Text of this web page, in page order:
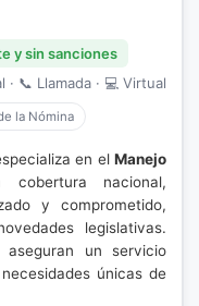
y sin sanciones
· 📞 Llamada · 💻 Virtual
la Nómina
en el Manejo
cobertura nacional,
y comprometido,
legislativas.
aseguran un servicio
únicas de